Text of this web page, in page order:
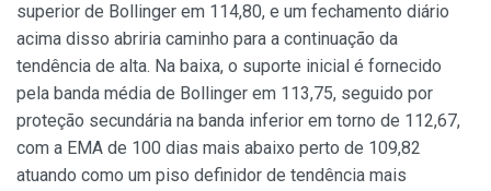
superior de Bollinger em 114,80, e um fechamento diário
acima disso abriria caminho para a continuação da
tendência de alta. Na baixa, o suporte inicial é fornecido
pela banda média de Bollinger em 113,75, seguido por
proteção secundária na banda inferior em torno de 112,67,
com a EMA de 100 dias mais abaixo perto de 109,82
atuando como um piso definidor de tendência mais